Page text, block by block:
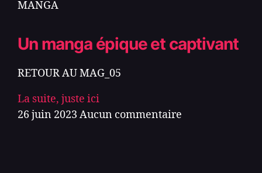
MANGA
Un manga épique et captivant
RETOUR AU MAG_05
La suite, juste ici
26 juin 2023 Aucun commentaire